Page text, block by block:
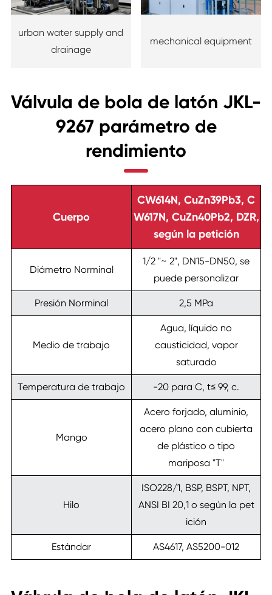
urban water supply and
drainage
mechanical equipment
Válvula de bola de latón JKL-
9267 parámetro de
rendimiento
Cuerpo
CW614N, CuZn39Pb3, C
W617N, CuZn40Pb2, DZR,
según la petición
Diámetro Norminal
1/2 "~ 2", DN15-DN50, se
puede personalizar
Presión Norminal 2,5 MPa
Medio de trabajo
Agua, líquido no
causticidad, vapor
saturado
Temperatura de trabajo -20 para C, t≤ 99, c.
Mango
Acero forjado, aluminio,
acero plano con cubierta
de plástico o tipo
mariposa "T"
Hilo
ISO228/1, BSP, BSPT, NPT,
ANSI BI 20,1 o según la pet
ición
Estándar AS4617, AS5200-012